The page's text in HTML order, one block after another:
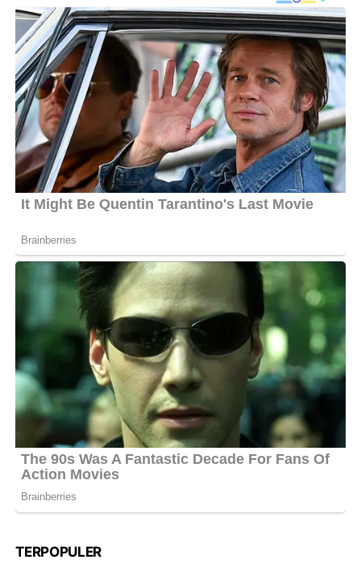
TERPOPULER